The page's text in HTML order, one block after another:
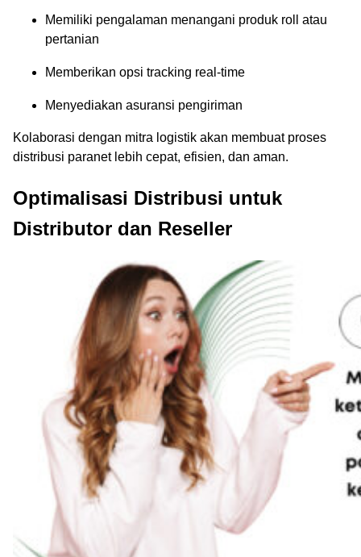
Memiliki pengalaman menangani produk roll atau
pertanian
Memberikan opsi tracking real-time
Menyediakan asuransi pengiriman
Kolaborasi dengan mitra logistik akan membuat proses
distribusi paranet lebih cepat, efisien, dan aman.
Optimalisasi Distribusi untuk
Distributor dan Reseller